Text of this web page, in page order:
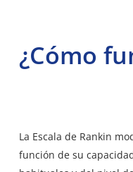
¿Cómo
La Escala de Rankin
función de su